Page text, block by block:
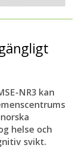
NR3 kan
helse och
svikt.